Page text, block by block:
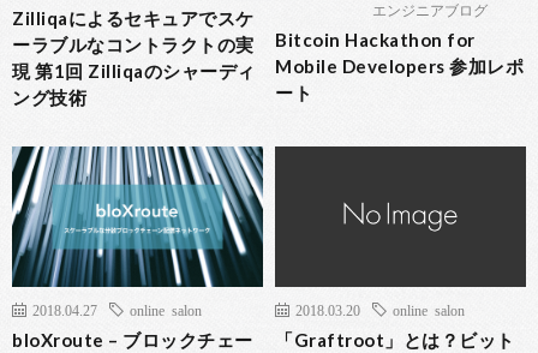
Zilliqaによるセキュアでスケ
ーラブルなコントラクトの実
現 第1回 Zilliqaのシャーディ
ング技術
エンジニアブログ
Bitcoin Hackathon for
Mobile Developers 参加レポ
ート
2018.04.27 online salon
bloXroute – ブロックチェー
2018.03.20 online salon
「Graftroot」とは？ビット